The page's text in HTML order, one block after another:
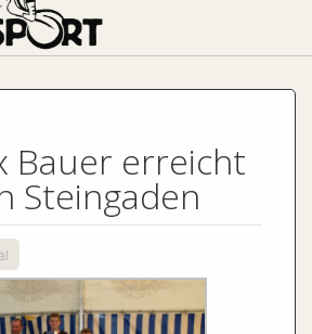
Bauer erreicht
Steingaden